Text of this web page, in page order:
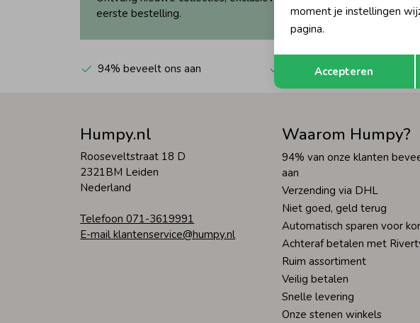
eerste bestelling.
94% beveelt ons aan Automatisch sparen voor
Humpy.nl
Rooseveltstraat 18 D
2321BM Leiden
Nederland
Telefoon 071-3619991
E-mail klantenservice@humpy.nl
Waarom Humpy?
94% van onze klanten
aan
Verzending via DHL
Niet goed, geld terug
Automatisch sparen voor
Achteraf betalen met
Ruim assortiment
Veilig betalen
Snelle levering
Onze stenen winkels
Terug
moment je instellingen
pagina.
Accepteren